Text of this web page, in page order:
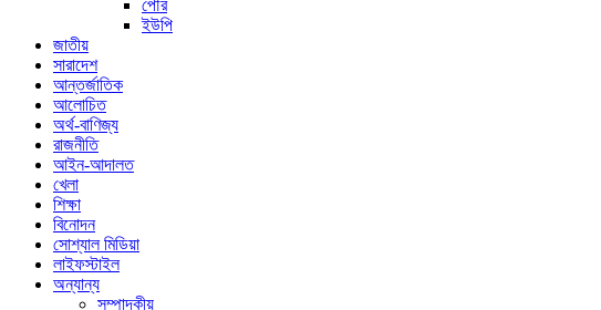
পৌর
ইউপি
জাতীয়
সারাদেশ
আন্তর্জাতিক
আলোচিত
অর্থ-বাণিজ্য
রাজনীতি
আইন-আদালত
খেলা
শিক্ষা
বিনোদন
সোশ্যাল মিডিয়া
লাইফস্টাইল
অন্যান্য
সম্পাদকীয়